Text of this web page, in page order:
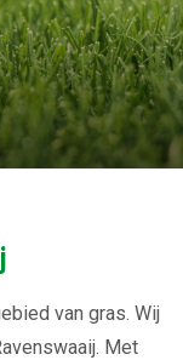
van gras. Wij
Met